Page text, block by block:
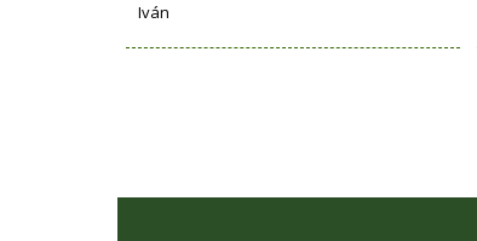
Iván